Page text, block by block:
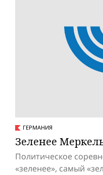
ГЕРМАНИЯ
Зеленее
Политическое
«зеленее», самый